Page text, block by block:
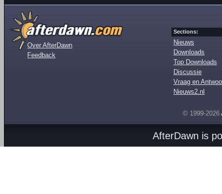
Over AfterDawn
Feedback
Sections:
Nieuws
Downloads
Top Downloads
Discussie
Vraag en
Nieuws2.nl
© 1999-2026
AfterDawn is